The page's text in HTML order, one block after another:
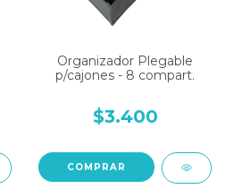
Organizador Plegable
p/cajones - 8 compart.
$3.400